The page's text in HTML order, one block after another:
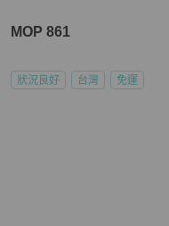
MOP 861
狀況良好 台灣 免運